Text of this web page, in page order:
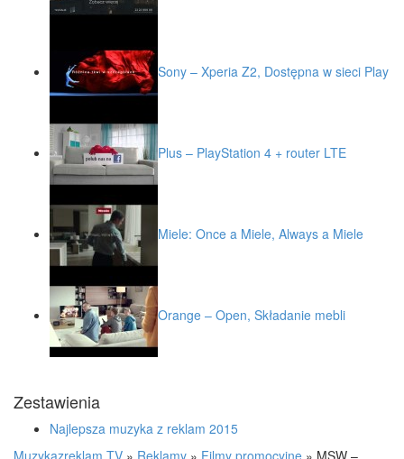
Sony – Xperia Z2, Dostępna w sieci Play
Plus – PlayStation 4 + router LTE
Miele: Once a Miele, Always a Miele
Orange – Open, Składanie mebli
Zestawienia
Najlepsza muzyka z reklam 2015
Muzykazreklam.TV » Reklamy » Filmy promocyjne » MSW –